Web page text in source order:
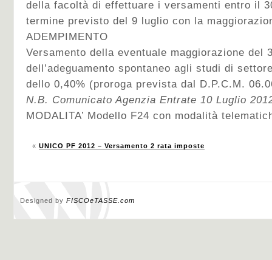
della facoltà di effettuare i versamenti entro il
termine previsto del 9 luglio con la
ADEMPIMENTO
Versamento della eventuale maggiorazione del
dell’adeguamento spontaneo agli studi di
dello 0,40% (proroga prevista dal D.P.C.M.
N.B. Comunicato Agenzia Entrate 10 Luglio
MODALITA’ Modello F24 con modalità
« UNICO PF 2012 – Versamento 2 rata imposte
Designed by FISCOeTASSE.com